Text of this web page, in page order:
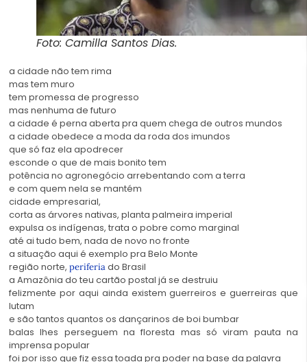
Foto: Camilla Santos Dias.
a cidade não tem rima
mas tem muro
tem promessa de progresso
mas nenhuma de futuro
a cidade é perna aberta pra quem chega de outros mundos
a cidade obedece a moda da roda dos imundos
que só faz ela apodrecer
esconde o que de mais bonito tem
potência no agronegócio arrebentando com a terra
e com quem nela se mantém
cidade empresarial,
corta as árvores nativas, planta palmeira imperial
expulsa os indígenas, trata o pobre como marginal
até ai tudo bem, nada de novo no fronte
a situação aqui é exemplo pra Belo Monte
região norte, periferiado Brasil
a Amazônia do teu cartão postal já se destruiu
felizmente por aqui ainda existem guerreiros e guerreiras que
lutam
e são tantos quantos os dançarinos de boi bumbar
balas lhes perseguem na floresta mas só viram pauta na
imprensa popular
foi por isso que fiz essa toada pra poder na base da palavra